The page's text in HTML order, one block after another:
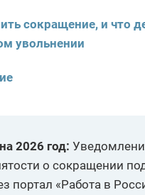
сокращение, и что
увольнении
2026 год:
о сокращении
портал «Работа в